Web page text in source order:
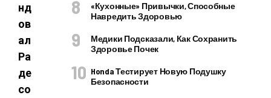
нд
ов
ал
Ра
де
со
«Кухонные» Привычки, Способные
Навредить Здоровью
Медики Подсказали, Как Сохранить
Здоровье Почек
Honda Тестирует Новую Подушку
Безопасности